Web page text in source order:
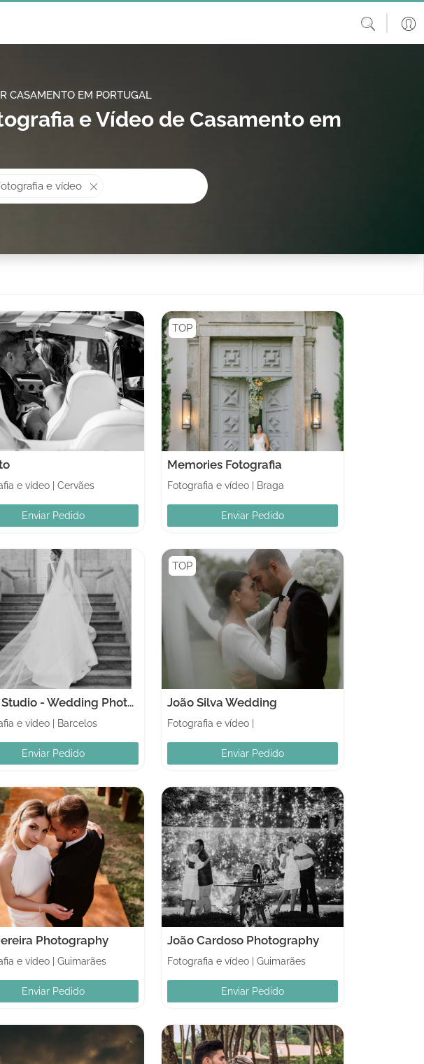
CASAMENTO EM PORTUGAL
e Vídeo de Casamento em
e vídeo
e vídeo Cervães
Enviar Pedido
TOP
Memories Fotografia
Fotografia e vídeo Braga
Enviar Pedido
Node Studio - Wedding Photography
e vídeo Barcelos
Enviar Pedido
TOP
João Silva Wedding
Fotografia e vídeo
Enviar Pedido
Photography
e vídeo Guimarães
Enviar Pedido
João Cardoso Photography
Fotografia e vídeo Guimarães
Enviar Pedido